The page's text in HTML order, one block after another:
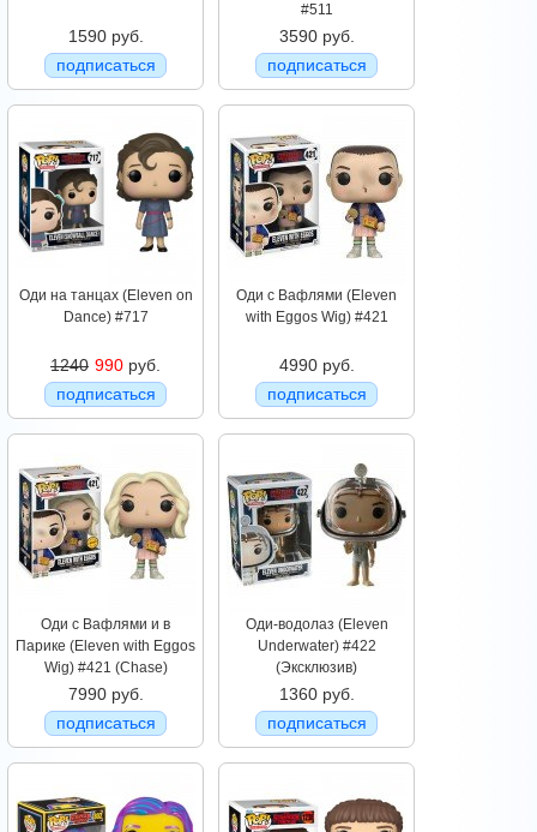
1590 руб.
подписаться
#511
3590 руб.
подписаться
Оди на танцах (Eleven on
Dance) #717
1240 990 руб.
подписаться
Оди с Вафлями (Eleven
with Eggos Wig) #421
4990 руб.
подписаться
Оди с Вафлями и в
Парике (Eleven with Eggos
Wig) #421 (Chase)
7990 руб.
подписаться
Оди-водолаз (Eleven
Underwater) #422
(Эксклюзив)
1360 руб.
подписаться